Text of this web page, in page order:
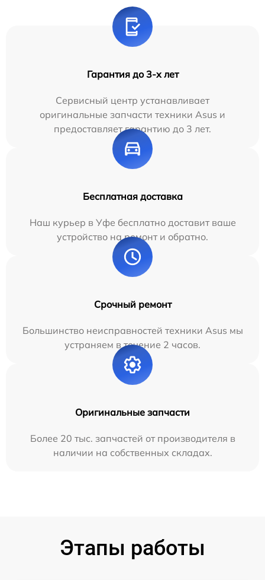
Гарантия до 3-х лет
Сервисный центр устанавливает
оригинальные запчасти техники Asus и
предоставляет гарантию до 3 лет.
Бесплатная доставка
Наш курьер в Уфе бесплатно доставит ваше
устройство на ремонт и обратно.
Срочный ремонт
Большинство неисправностей техники Asus мы
устраняем в течение 2 часов.
Оригинальные запчасти
Более 20 тыс. запчастей от производителя в
наличии на собственных складах.
Этапы работы